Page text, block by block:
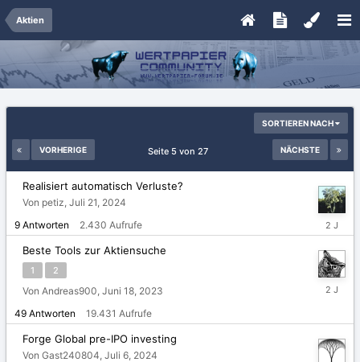
Aktien
SORTIEREN NACH
VORHERIGE NÄCHSTE
Seite 5 von 27
Realisiert automatisch Verluste?
Von petiz, Juli 21, 2024
9 Antworten 2.430 Aufrufe
Juli
22,
2024
Beste Tools zur Aktiensuche
1 2
Von Andreas900, Juni 18, 2023
49 Antworten 19.431 Aufrufe
Juli
Forge Global pre-IPO investing
Von Gast240804, Juli 6, 2024